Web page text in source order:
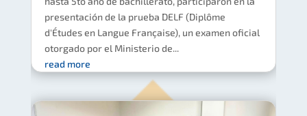
presentación de la prueba DELF (Diplôme
d'Études en Langue Française), un examen oficial
otorgado por el Ministerio de...
read more